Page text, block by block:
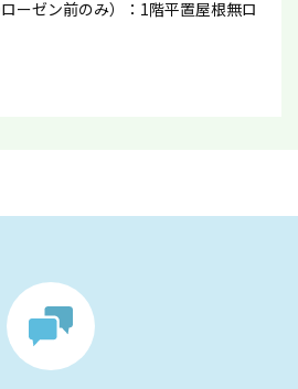
ーゼン前のみ）：1階平置屋根無ロ